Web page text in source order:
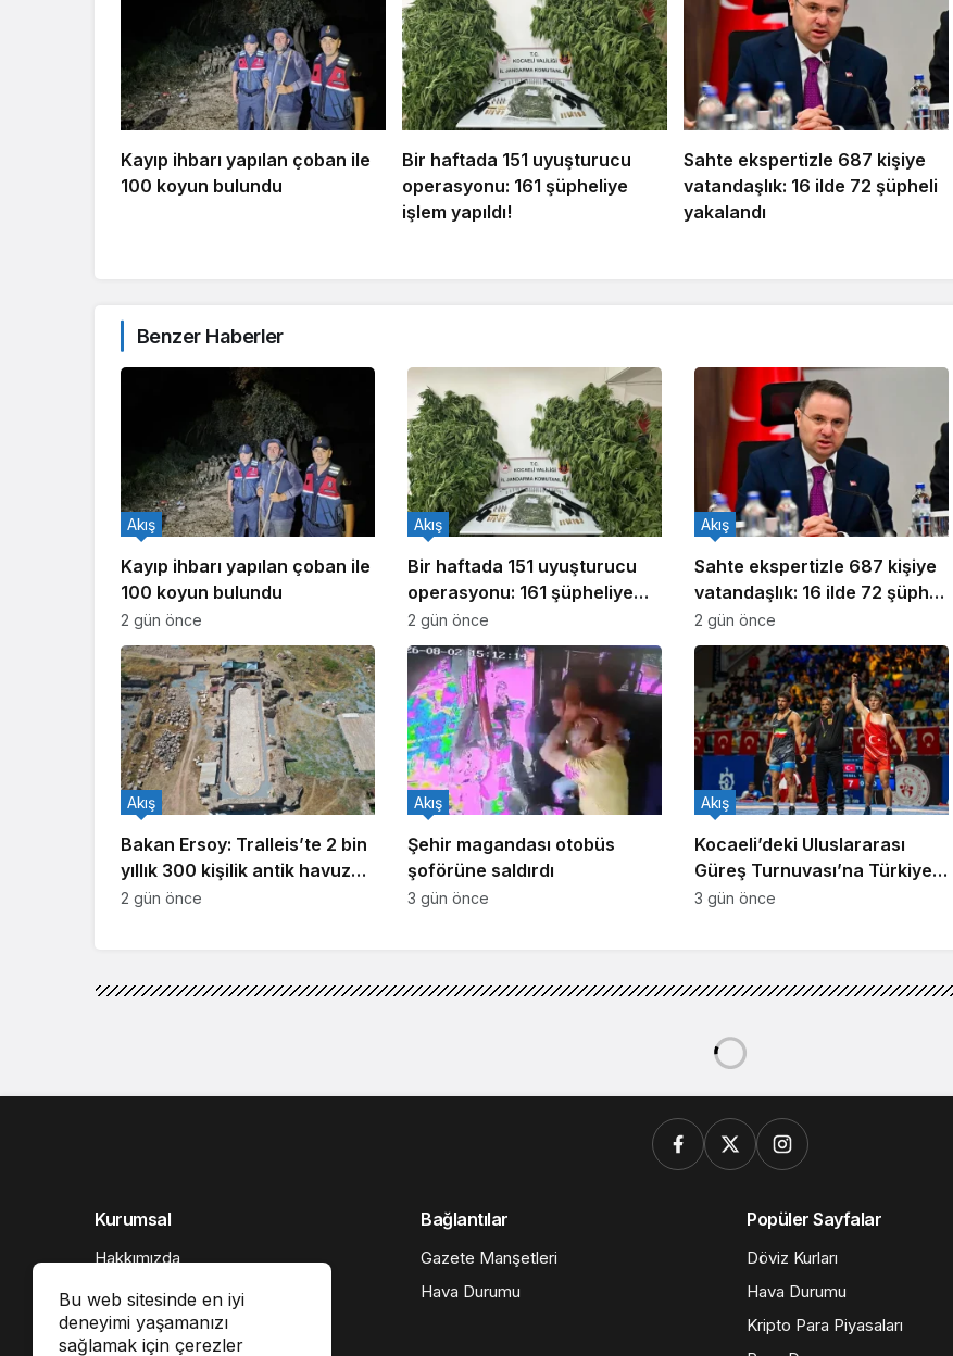
Kayıp ihbarı yapılan çoban ile
100 koyun bulundu
Bir haftada 151 uyuşturucu
operasyonu: 161 şüpheliye
işlem yapıldı!
Sahte ekspertizle 687 kişiye
vatandaşlık: 16 ilde 72 şüpheli
yakalandı
Benzer Haberler
Kayıp ihbarı yapılan çoban ile
100 koyun bulundu
Akış
2 gün önce
Bir haftada 151 uyuşturucu
operasyonu: 161 şüpheliye
işlem yapıldı!
Akış
2 gün önce
Sahte ekspertizle 687 kişiye
vatandaşlık: 16 ilde 72 şüpheli
yakalandı
Akış
2 gün önce
Bakan Ersoy: Tralleis’te 2 bin
yıllık 300 kişilik antik havuz
gün yüzüne çıkarıldı
Akış
2 gün önce
Şehir magandası otobüs
şoförüne saldırdı
Akış
3 gün önce
Kocaeli’deki Uluslararası
Güreş Turnuvası’na Türkiye
damgası
Akış
3 gün önce
Bu web sitesinde en iyi
deneyimi yaşamanızı
sağlamak için çerezler
Kurumsal
Hakkımızda
İletişim
Künye
Bağlantılar
Gazete Manşetleri
Hava Durumu
Popüler Sayfalar
Döviz Kurları
Hava Durumu
Kripto Para Piyasaları